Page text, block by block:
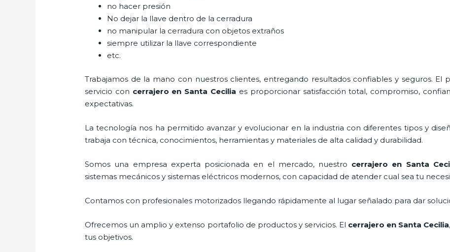
no hacer presión
No dejar la llave dentro de la cerradura
no manipular la cerradura con objetos extraños
siempre utilizar la llave correspondiente
etc.
Trabajamos de la mano con nuestros clientes, entregando resultados confiables y seguros.
servicio con cerrajero en Santa Cecilia es proporcionar satisfacción total, compromiso,
expectativas.
La tecnología nos ha permitido avanzar y evolucionar en la industria con diferentes tipos y
trabaja con técnica, conocimientos, herramientas y materiales de alta calidad y durabilidad.
Somos una empresa experta posicionada en el mercado, nuestro cerrajero en Santa
sistemas mecánicos y sistemas eléctricos modernos, con capacidad de atender cual sea tu
Contamos con profesionales motorizados llegando rápidamente al lugar señalado para dar
Ofrecemos un amplio y extenso portafolio de productos y servicios. El cerrajero en Santa Cecilia
tus objetivos.